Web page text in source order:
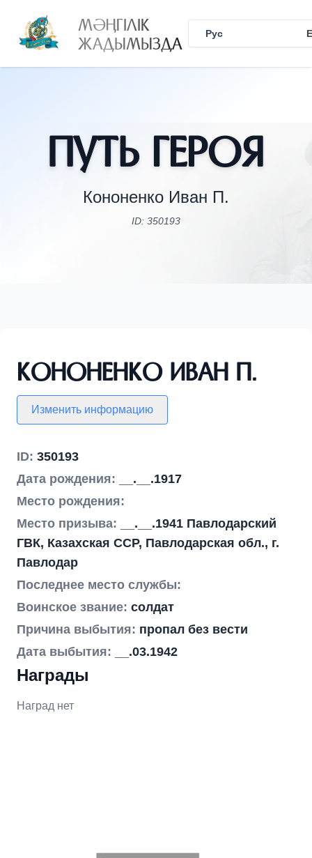
МӘҢГІЛІК
ЖАДЫМЫЗДА Рус
Путь Героя
Кононенко Иван П.
ID: 350193
Кононенко Иван П.
Изменить информацию
ID: 350193
Дата рождения:
__.__.1917
Место рождения:
Место призыва:
__.__.1941 Павлодарский
ГВК, Казахская ССР, Павлодарская обл., г.
Павлодар
Последнее место службы:
Воинское звание: солдат
Причина выбытия: пропал без вести
Дата выбытия:
__.03.1942
Награды
Наград нет